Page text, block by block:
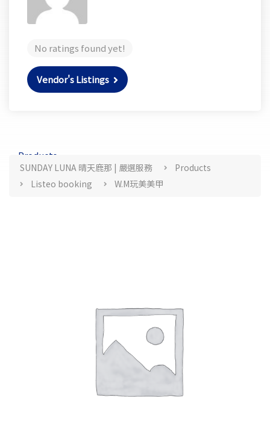
No ratings found yet!
Vendor's Listings
Products
SUNDAY LUNA 晴天鹿那 | 嚴選服務
Products
Listeo booking
W.M玩美美甲